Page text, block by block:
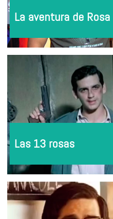
La aventura de Rosa
Las 13 rosas